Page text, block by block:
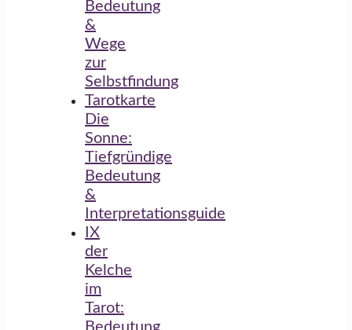
Bedeutung
&
Wege
zur
Selbstfindung
Tarotkarte
Die
Sonne:
Tiefgründige
Bedeutung
&
Interpretationsguide
IX
der
Kelche
im
Tarot: